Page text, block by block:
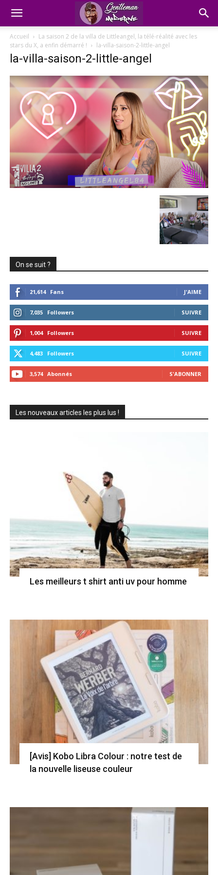
Accueil
La saison 2 de la villa de Littleangel, la télé-réalité avec les
stars du X, a enfin démarré !
la-villa-saison-2-little-angel
la-villa-saison-2-little-angel
On se suit ?
21,614 Fans J'AIME
7,035 Followers SUIVRE
1,004 Followers SUIVRE
4,483 Followers SUIVRE
3,574 Abonnés S'ABONNER
Les nouveaux articles les plus lus !
Les meilleurs t shirt anti uv pour homme
[Avis] Kobo Libra Colour : notre test de
la nouvelle liseuse couleur